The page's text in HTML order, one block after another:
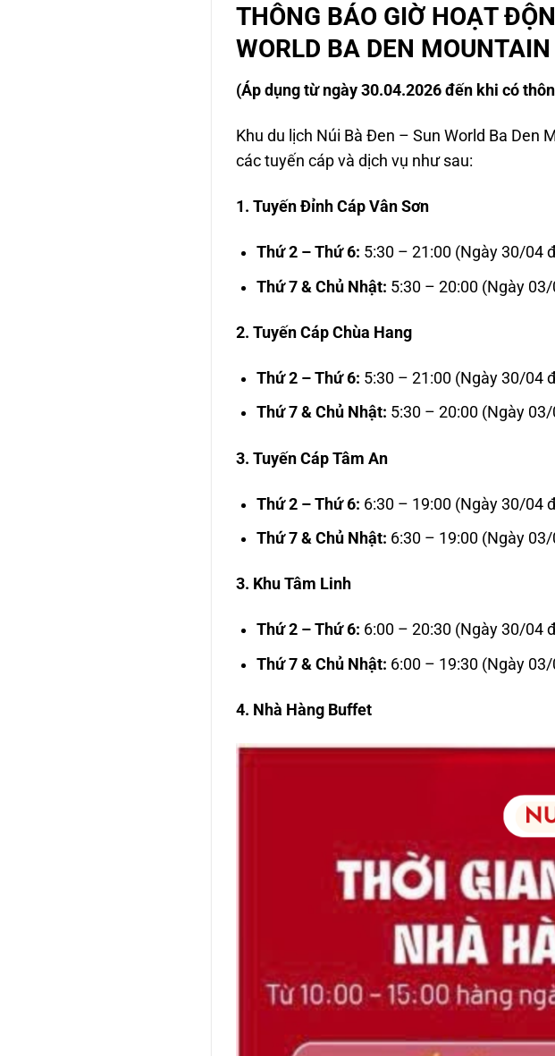
THÔNG BÁO GIỜ HOẠT
WORLD BA DEN MOUNTAIN
(Áp dụng từ ngày 30.04.2026 đến khi có
Khu du lịch Núi Bà Đen – Sun World Ba Den
các tuyến cáp và dịch vụ như sau:
1. Tuyến Đỉnh Cáp Vân Sơn
Thứ 2 – Thứ 6: 5:30 – 21:00 (Ngày 30/04
Thứ 7 & Chủ Nhật: 5:30 – 20:00 (Ngày
2. Tuyến Cáp Chùa Hang
Thứ 2 – Thứ 6: 5:30 – 21:00 (Ngày 30/04
Thứ 7 & Chủ Nhật: 5:30 – 20:00 (Ngày
3. Tuyến Cáp Tâm An
Thứ 2 – Thứ 6: 6:30 – 19:00 (Ngày 30/04
Thứ 7 & Chủ Nhật: 6:30 – 19:00 (Ngày
3. Khu Tâm Linh
Thứ 2 – Thứ 6: 6:00 – 20:30 (Ngày 30/04
Thứ 7 & Chủ Nhật: 6:00 – 19:30 (Ngày
4. Nhà Hàng Buffet